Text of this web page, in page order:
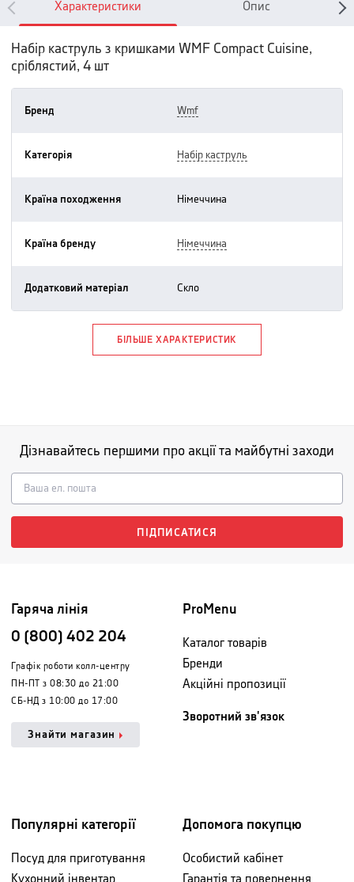
Характеристики Опис
Набір каструль з кришками WMF Compact Cuisine,
сріблястий, 4 шт
Бренд wmf
Категорія набір каструль
Країна походження німеччина
Країна бренду німеччина
Додатковий матеріал скло
БІЛЬШЕ ХАРАКТЕРИСТИК
Дізнавайтесь першими про акції та майбутні заходи
ПІДПИСАТИСЯ
Гаряча лінія
0 (800) 402 204
Графік роботи колл-центру
ПН-ПТ з 08:30 до 21:00
СБ-НД з 10:00 до 17:00
Знайти магазин
ProMenu
Каталог товарів
Бренди
Акційні пропозиції
Зворотний зв'язок
Популярні категорії
Посуд для приготування
Кухонний інвентар
Допомога покупцю
Особистий кабінет
Гарантія та повернення